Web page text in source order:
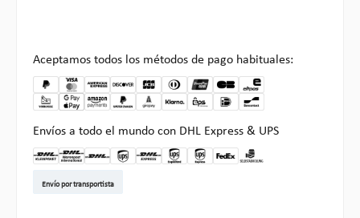
Aceptamos todos los métodos de pago habituales:
Envíos a todo el mundo con DHL Express & UPS
Envío por transportista